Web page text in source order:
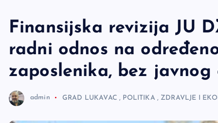
Finansijska revizija JU
radni odnos na
zaposlenika, bez
admin GRAD LUKAVAC , POLITIKA, ZDRAVLJE I